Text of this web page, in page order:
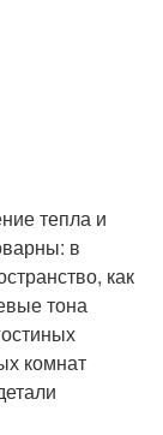
тепла и
в
как
тона
комнат